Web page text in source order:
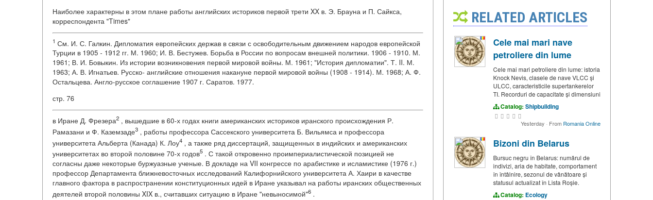
Наиболее характерны в этом плане работы английских историков первой трети XX в. Э. Брауна и П. Сайкса,
корреспондента "Times"
1 См. И. С. Галкин. Дипломатия европейских держав в связи с освободительным движением народов европейской
Турции в 1905 - 1912 гг. М. 1960; И. В. Бестужев. Борьба в России по вопросам внешней политики. 1906 - 1910. М.
1961; В. И. Бовыкин. Из истории возникновения первой мировой войны. М. 1961; "История дипломатии". Т. II. М.
1963; А. В. Игнатьев. Русско- английские отношения накануне первой мировой войны (1908 - 1914). М. 1968; А. Ф.
Остальцева. Англо-русское соглашение 1907 г. Саратов. 1977.
стр. 76
в Иране Д. Фрезера2 , вышедшие в 60-х годах книги американских историков иранского происхождения Р.
Рамазани и Ф. Каземзаде3 , работы профессора Сассекского университета Б. Вильямса и профессора
университета Альберта (Канада) К. Лоу4 , а также ряд диссертаций, защищенных в индийских и американских
университетах во второй половине 70-х годов5 . С такой откровенно проимпериалистической позицией не
согласны даже некоторые буржуазные ученые. В докладе на VII конгрессе по арабистике и исламистике (1976 г.)
профессор Департамента ближневосточных исследований Калифорнийского университета А. Хаири в качестве
главного фактора в распространении конституционных идей в Иране указывал на работы иранских общественных
деятелей второй половины XIX в., считавших ситуацию в Иране "невыносимой"6 .
RELATED ARTICLES
Cele mai mari nave
petroliere din lume
Cele mai mari petroliere din lume: istoria
Knock Nevis, clasele de nave VLCC și
ULCC, caracteristicile supertankerelor
TI. Recorduri de capacitate și dimensiuni
Catalog: Shipbuilding
Yesterday · From Romania Online
Bizoni din Belarus
Bursuc negru în Belarus: numărul de
indivizi, aria de habitate, comportament
în întâlnire, sezonul de vânătoare și
statusul actualizat în Lista Roșie.
Catalog: Ecology